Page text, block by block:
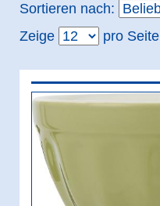
Hirse
Buchweizen
Einkorn
Sortieren nach:
Zeige
pro Seite